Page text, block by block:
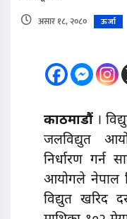
असार १८, २०८०
ऊर्जा
काठमाडौं ।
जलविद्युत
निर्धारण गर्न
आयोगले नेपाल
विद्युत खरिद